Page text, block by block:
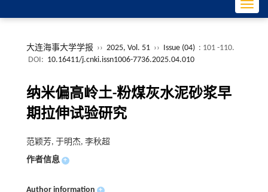
大连海事大学学报 ›› 2025, Vol. 51 ›› Issue (04) : 101 -110.
DOI: 10.16411/j.cnki.issn1006-7736.2025.04.010
纳米偏高岭土-粉煤灰水泥砂浆早
期拉伸试验研究
范颖芳, 于明杰, 李秋超
作者信息 +
Author information +